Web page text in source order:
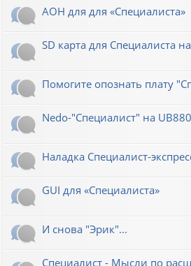
АОН для для «Специалиста»
SD карта для Cпециалиста
Помогите опознать плату
Nedo-"Специалист" на UB880
Наладка Специалист-
GUI для «Специалиста»
И снова "Эрик"...
Специалист - Мысли по